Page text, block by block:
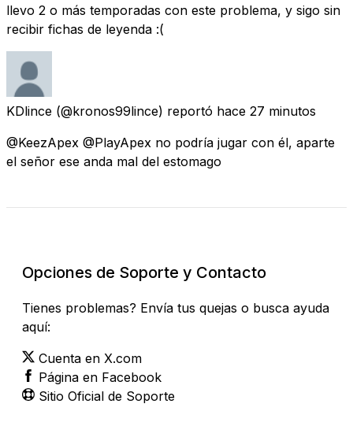
llevo 2 o más temporadas con este problema, y sigo sin
recibir fichas de leyenda :(
KDlince (@kronos99lince) reportó hace 27 minutos
@KeezApex @PlayApex no podría jugar con él, aparte
el señor ese anda mal del estomago
Opciones de Soporte y Contacto
Tienes problemas? Envía tus quejas o busca ayuda
aquí:
Cuenta en X.com
Página en Facebook
Sitio Oficial de Soporte